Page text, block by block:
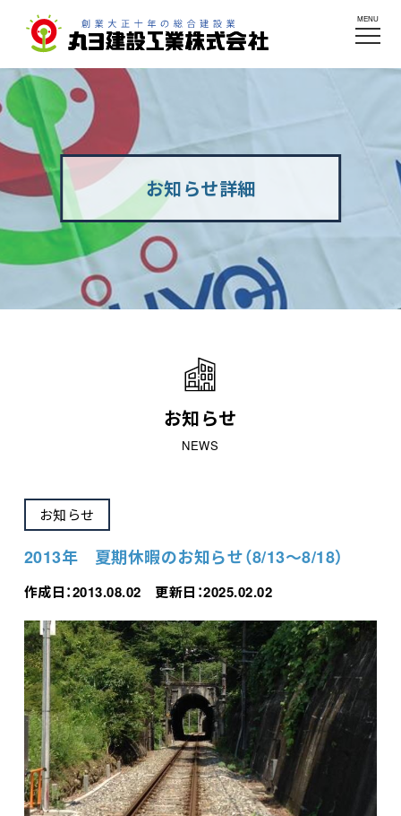
MENU
お知らせ詳細
お知らせ
NEWS
お知らせ
2013年 夏期休暇のお知らせ（8/13～8/18）
作成日：2013.08.02 更新日：2025.02.02